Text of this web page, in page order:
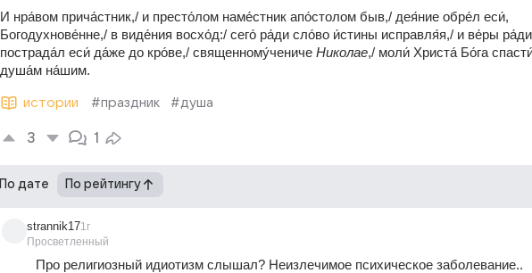
И нра́вом прича́стник,/ и престо́лом наме́стник апо́столом быв,/ дея́ние обре́л еси́,
Богодухнове́нне,/ в виде́ния восхо́д:/ сего́ ра́ди сло́во и́стины исправля́я,/ и ве́ры ра́ди
пострада́л еси́ да́же до кро́ве,/ священному́чениче Николае,/ моли́ Христа́ Бо́га
душа́м на́шим.
истории #праздник #душа
3 1
По дате По рейтингу
strannik17
Просветленный
1г
Про религиозный идиотизм слышал? Неизлечимое психическое заболевание..